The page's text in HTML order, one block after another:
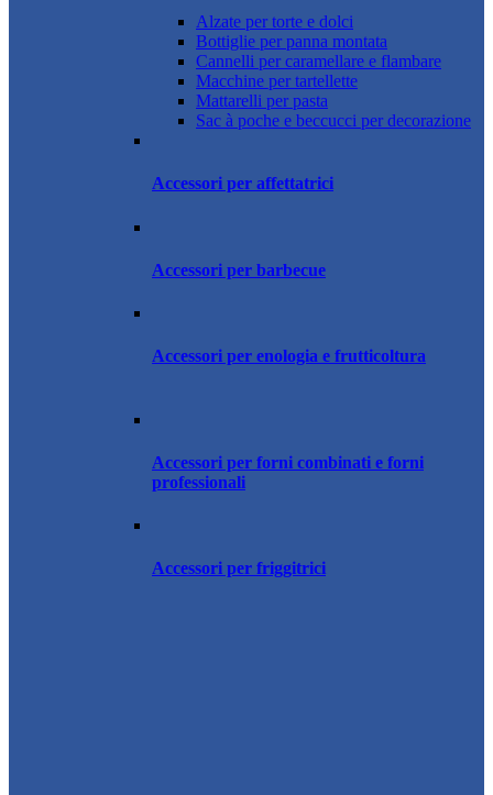
Alzate per torte e dolci
Bottiglie per panna montata
Cannelli per caramellare e flambare
Macchine per tartellette
Mattarelli per pasta
Sac à poche e beccucci per decorazione
Accessori per affettatrici
Accessori per barbecue
Accessori per enologia e frutticoltura
Accessori per forni combinati e forni
professionali
Accessori per friggitrici